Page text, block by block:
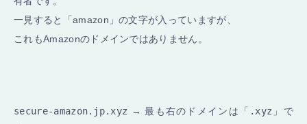
一見すると「amazon」の文字が入っていますが、
これもAmazonのドメインではありません。
secure-amazon.jp.xyz → 最も右のドメインは「 .xyz 」で